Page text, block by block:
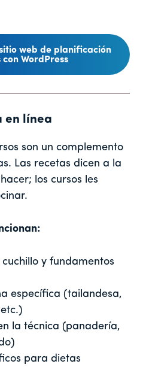
web de planificación
WordPress
en línea
son un complemento
Las recetas dicen a la
los cursos les
y fundamentos
específica (tailandesa,
la técnica (panadería,
para dietas